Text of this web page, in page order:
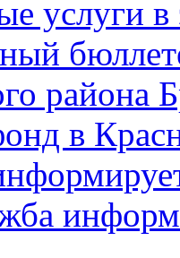
услуги в
района
в